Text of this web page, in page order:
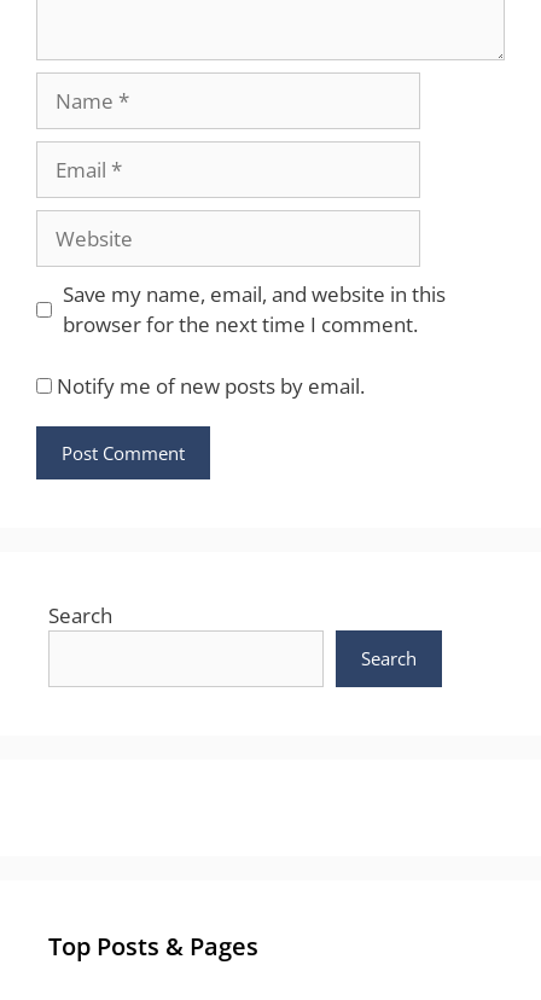
Website
Save my name, email, and website in this
browser for the next time I comment.
Notify me of new posts by email.
Search
Search
Top Posts & Pages